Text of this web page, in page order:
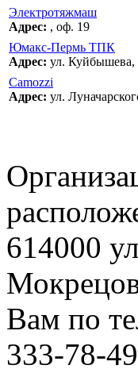
Электротяжмаш
Адрес: , оф. 19
Юмакс-Пермь ТПК
Адрес: ул. Куйбышева,
Camozzi
Адрес: ул.
614000
Вам по
333-78-